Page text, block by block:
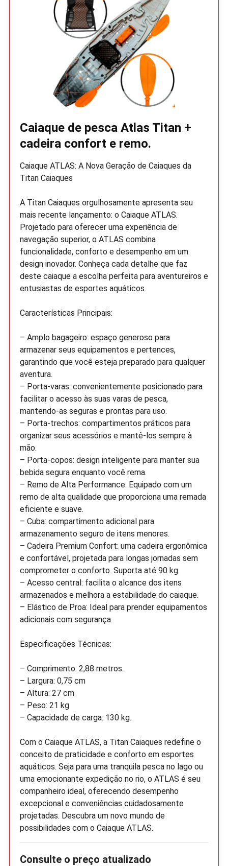
Caiaque de pesca Atlas Titan +
cadeira confort e remo.
Caiaque ATLAS: A Nova Geração de Caiaques da
Titan Caiaques
A Titan Caiaques orgulhosamente apresenta seu
mais recente lançamento: o Caiaque ATLAS.
Projetado para oferecer uma experiência de
navegação superior, o ATLAS combina
funcionalidade, conforto e desempenho em um
design inovador. Conheça cada detalhe que faz
deste caiaque a escolha perfeita para aventureiros e
entusiastas de esportes aquáticos.
Características Principais:
– Amplo bagageiro: espaço generoso para
armazenar seus equipamentos e pertences,
garantindo que você esteja preparado para qualquer
aventura.
– Porta-varas: convenientemente posicionado para
facilitar o acesso às suas varas de pesca,
mantendo-as seguras e prontas para uso.
– Porta-trechos: compartimentos práticos para
organizar seus acessórios e mantê-los sempre à
mão.
– Porta-copos: design inteligente para manter sua
bebida segura enquanto você rema.
– Remo de Alta Performance: Equipado com um
remo de alta qualidade que proporciona uma remada
eficiente e suave.
– Cuba: compartimento adicional para
armazenamento seguro de itens menores.
– Cadeira Premium Confort: uma cadeira ergonômica
e confortável, projetada para longas jornadas sem
comprometer o conforto. Suporta até 90 kg.
– Acesso central: facilita o alcance dos itens
armazenados e melhora a estabilidade do caiaque.
– Elástico de Proa: Ideal para prender equipamentos
adicionais com segurança.
Especificações Técnicas:
– Comprimento: 2,88 metros.
– Largura: 0,75 cm
– Altura: 27 cm
– Peso: 21 kg
– Capacidade de carga: 130 kg.
Com o Caiaque ATLAS, a Titan Caiaques redefine o
conceito de praticidade e conforto em esportes
aquáticos. Seja para uma tranquila pesca no lago ou
uma emocionante expedição no rio, o ATLAS é seu
companheiro ideal, oferecendo desempenho
excepcional e conveniências cuidadosamente
projetadas. Descubra um novo mundo de
possibilidades com o Caiaque ATLAS.